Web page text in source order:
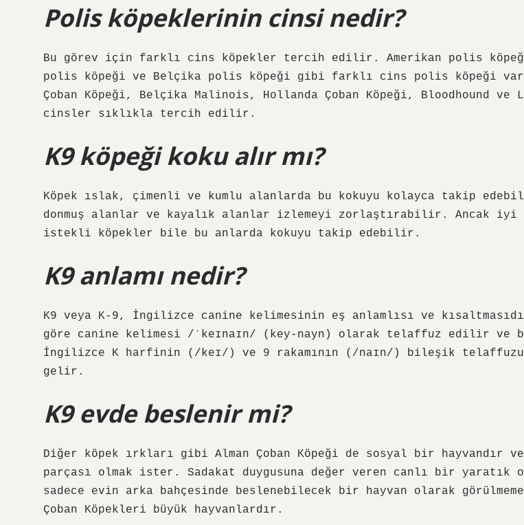
Polis köpeklerinin cinsi nedir?
Bu görev için farklı cins köpekler tercih edilir. Amerikan polis
polis köpeği ve Belçika polis köpeği gibi farklı cins polis köpeği
Çoban Köpeği, Belçika Malinois, Hollanda Çoban Köpeği, Bloodhound ve
cinsler sıklıkla tercih edilir.
K9 köpeği koku alır mı?
Köpek ıslak, çimenli ve kumlu alanlarda bu kokuyu kolayca takip
donmuş alanlar ve kayalık alanlar izlemeyi zorlaştırabilir. Ancak
istekli köpekler bile bu anlarda kokuyu takip edebilir.
K9 anlamı nedir?
K9 veya K-9, İngilizce canine kelimesinin eş anlamlısı ve
göre canine kelimesi /ˈkeɪnaɪn/ (key-nayn) olarak telaffuz edilir ve
İngilizce K harfinin (/keɪ/) ve 9 rakamının (/naɪn/) bileşik
gelir.
K9 evde beslenir mi?
Diğer köpek ırkları gibi Alman Çoban Köpeği de sosyal bir hayvandır
parçası olmak ister. Sadakat duygusuna değer veren canlı bir yaratık
sadece evin arka bahçesinde beslenebilecek bir hayvan olarak
Çoban Köpekleri büyük hayvanlardır.